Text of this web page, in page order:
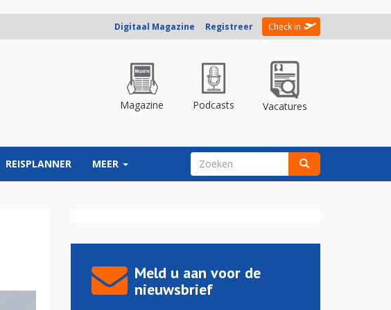
Digitaal Magazine Registreer Check in
Magazine Podcasts Vacatures
REISPLANNER MEER ZOEKVELD
Meld u aan voor de
nieuwsbrief